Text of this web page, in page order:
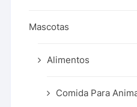
Mascotas
Alimentos
Comida Para